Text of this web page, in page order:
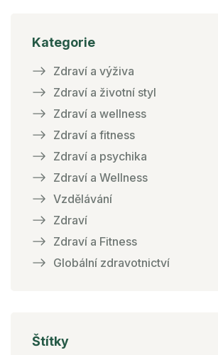
Kategorie
Zdraví a výživa
Zdraví a životní styl
Zdraví a wellness
Zdraví a fitness
Zdraví a psychika
Zdraví a Wellness
Vzdělávání
Zdraví
Zdraví a Fitness
Globální zdravotnictví
Štítky